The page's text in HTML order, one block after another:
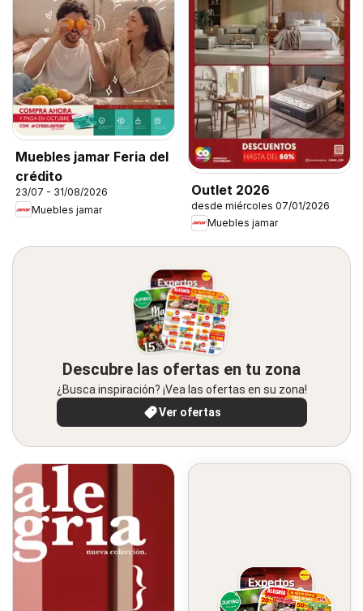
Muebles jamar Feria del
crédito
23/07 - 31/08/2026
Muebles jamar
Outlet 2026
desde miércoles 07/01/2026
Muebles jamar
Descubre las ofertas en tu zona
¿Busca inspiración? ¡Vea las ofertas en su zona!
Ver ofertas